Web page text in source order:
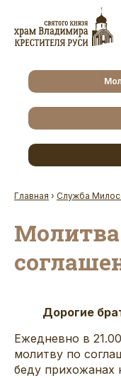
Главная › Служба
Дорогие
Ежедневно в
молитву по
беду прихожанах